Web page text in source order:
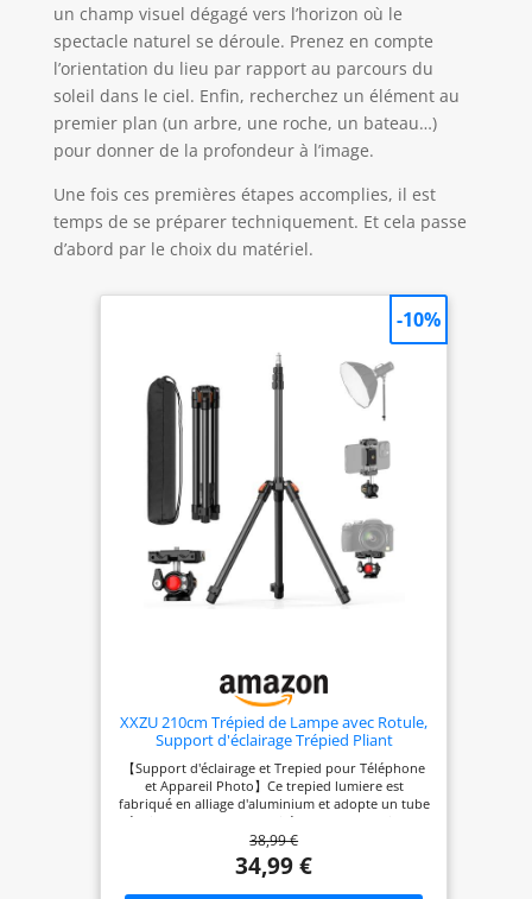
un champ visuel dégagé vers l’horizon où le
spectacle naturel se déroule. Prenez en compte
l’orientation du lieu par rapport au parcours du
soleil dans le ciel. Enfin, recherchez un élément au
premier plan (un arbre, une roche, un bateau…)
pour donner de la profondeur à l’image.
Une fois ces premières étapes accomplies, il est
temps de se préparer techniquement. Et cela passe
d’abord par le choix du matériel.
XXZU 210cm Trépied de Lampe avec Rotule,
Support d'éclairage Trépied Pliant
【Support d'éclairage et Trepied pour Téléphone
et Appareil Photo】Ce trepied lumiere est
fabriqué en alliage d'aluminium et adopte un tube
épais de 25 mm, la capacité de charge maximale
jusqu'à 4 kg, qui peut supporter la plupart des
équipements photographiques. XXZU fournit
également un support supplémentaire avec rotule
qui peut être utilisé pour l'appareil photo et le
38,99 €
34,99 €
-10%